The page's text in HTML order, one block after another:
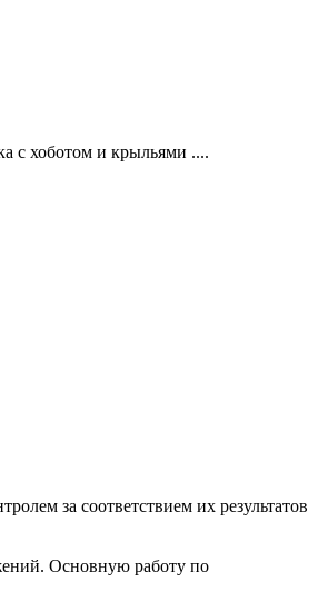
с хоботом и крыльями ....
за соответствием их результатов
Основную работу по